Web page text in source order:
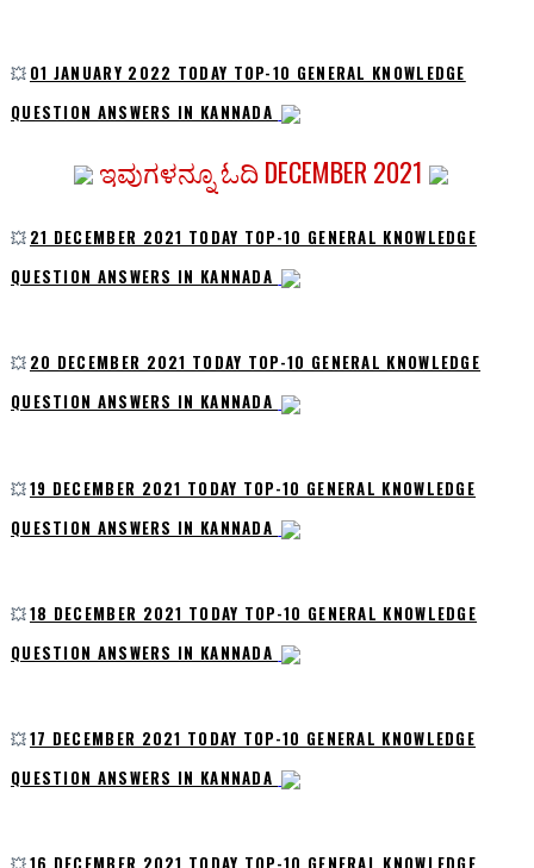
💥 01 JANUARY 2022 TODAY TOP-10 GENERAL KNOWLEDGE
QUESTION ANSWERS IN KANNADA
ಇವುಗಳನ್ನೂ ಓದಿ DECEMBER 2021
💥 21 DECEMBER 2021 TODAY TOP-10 GENERAL KNOWLEDGE
QUESTION ANSWERS IN KANNADA
💥 20 DECEMBER 2021 TODAY TOP-10 GENERAL KNOWLEDGE
QUESTION ANSWERS IN KANNADA
💥19 DECEMBER 2021 TODAY TOP-10 GENERAL KNOWLEDGE
QUESTION ANSWERS IN KANNADA
💥18 DECEMBER 2021 TODAY TOP-10 GENERAL KNOWLEDGE
QUESTION ANSWERS IN KANNADA
💥17 DECEMBER 2021 TODAY TOP-10 GENERAL KNOWLEDGE
QUESTION ANSWERS IN KANNADA